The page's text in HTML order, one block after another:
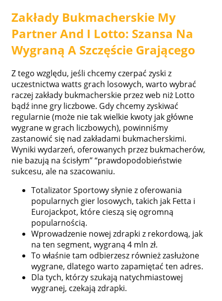
Zakłady Bukmacherskie My
Partner And I Lotto: Szansa Na
Wygraną A Szczęście Grającego
Z tego względu, jeśli chcemy czerpać zyski z
uczestnictwa watts grach losowych, warto wybrać
raczej zakłady bukmacherskie przez web niż Lotto
bądź inne gry liczbowe. Gdy chcemy zyskiwać
regularnie (może nie tak wielkie kwoty jak główne
wygrane w grach liczbowych), powinniśmy
zastanowić się nad zakładami bukmacherskimi.
Wyniki wydarzeń, oferowanych przez bukmacherów,
nie bazują na ścisłym” “prawdopodobieństwie
sukcesu, ale na szacowaniu.
Totalizator Sportowy słynie z oferowania
popularnych gier losowych, takich jak Fetta i
Eurojackpot, które cieszą się ogromną
popularnością.
Wprowadzenie nowej zdrapki z rekordową, jak
na ten segment, wygraną 4 mln zł.
To właśnie tam odbierzesz również zasłużone
wygrane, dlatego warto zapamiętać ten adres.
Dla tych, którzy szukają natychmiastowej
wygranej, czekają zdrapki.